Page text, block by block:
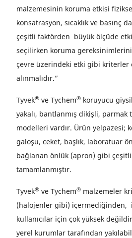
malzemesinin koruma etkisi
konsatrasyon, sıcaklık ve basınç
çeşitli faktörden büyük ölçüde
seçilirken koruma
çevre üzerindeki etki gibi kriterler
alınmalıdır.”
Tyvek® ve Tychem® koruyucu
yakalı, bantlanmış dikişli, parmak
modelleri vardır. Ürün yelpazesi;
galoşu, ceket, başlık, laboratuar
bağlanan önlük (apron) gibi
tamamlanmıştır.
Tyvek® ve Tychem® malzemeler
(halojenler gibi) içermediğinden,
kullanıcılar için çok yüksek
yerel kurumlar tarafından